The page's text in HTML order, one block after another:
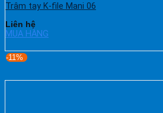
Trâm tay K-file Mani 06
Liên hệ
MUA HÀNG
-11%